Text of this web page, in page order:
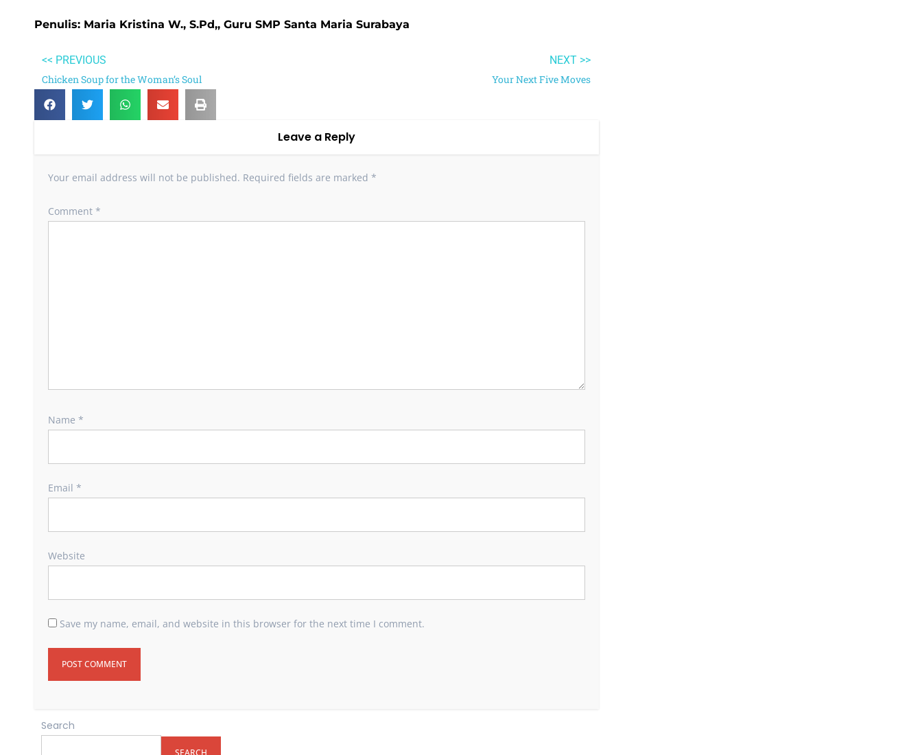
Penulis: Maria Kristina W., S.Pd,, Guru SMP Santa Maria Surabaya
<< PREVIOUS
Chicken Soup for the Woman’s Soul
NEXT >>
Your Next Five Moves
Leave a Reply
Your email address will not be published. Required fields are marked *
Comment *
Name *
Email *
Website
Save my name, email, and website in this browser for the next time I comment.
Search